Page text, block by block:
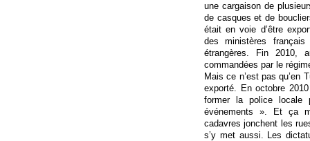
une cargaison de
de casques et de
était en voie d’être
des ministères
étrangères. Fin 2010,
commandées par le
Mais ce n’est pas qu’en
exporté. En octobre
former la police
événements ». Et ça
cadavres jonchent les
s’y met aussi. Les